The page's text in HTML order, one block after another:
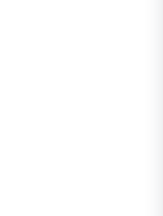
Gymnasium